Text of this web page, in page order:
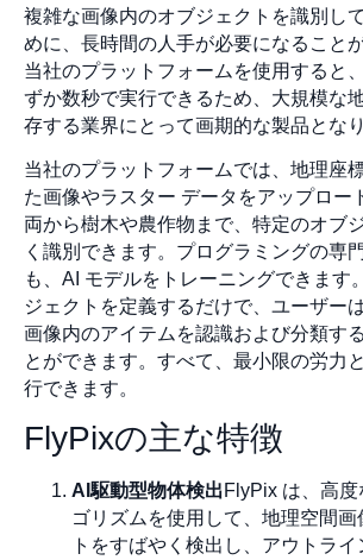
複雑な画像内のオブジェクトを識別し
めに、長時間の人手が必要になること
当社のプラットフォームを使用すると
ずか数秒で実行できるため、大規模な
存する業界にとって画期的な製品となり
当社のプラットフォームでは、地理座
た画像やラスター データをアップロー
両から樹木や農作物まで、特定のオブ
く識別できます。プログラミングの専
も、AI モデルをトレーニングできます
ジェクトを定義するだけで、ユーザー
画像内のアイテムを認識および分類す
とができます。すべて、最小限の労力
行できます。
FlyPixの主な特徴
AI駆動型物体検出FlyPix は、高
ゴリズムを使用して、地理空間画
トをすばやく検出し、アウトライ